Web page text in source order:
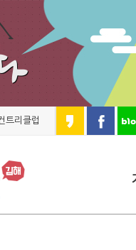
트리클럽